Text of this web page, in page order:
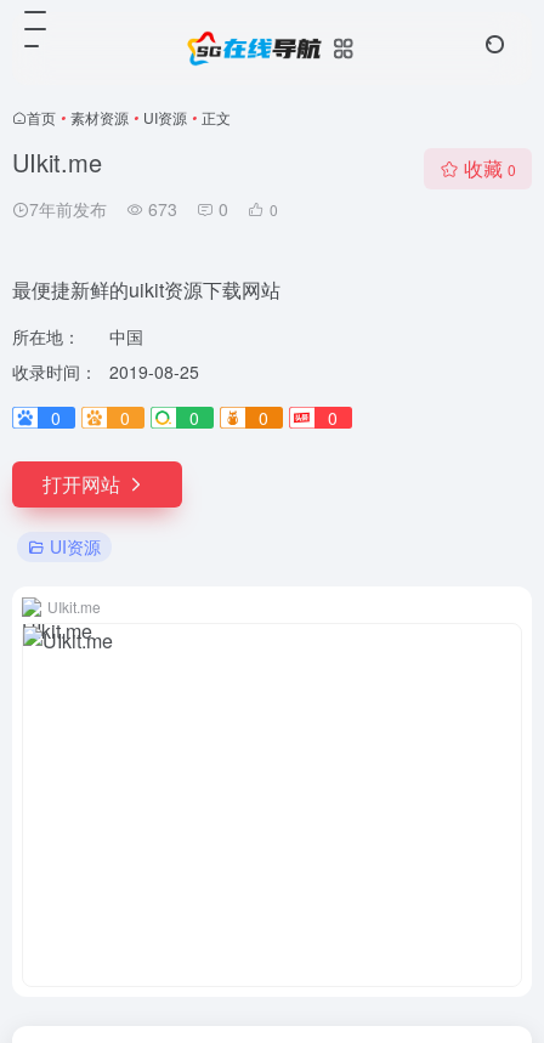
首页 • 素材资源 • UI资源 • 正文
UIkit.me
7年前发布 673 0 0
收藏 0
最便捷新鲜的uikit资源下载网站
所在地：
中国
收录时间：
2019-08-25
0
0 0 0 0
打开网站
UI资源
UIkit.me